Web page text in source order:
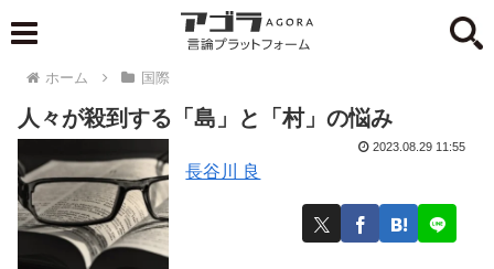
ホーム 国際
人々が殺到する「島」と「村」の悩み
長谷川 良
2023.08.29 11:55